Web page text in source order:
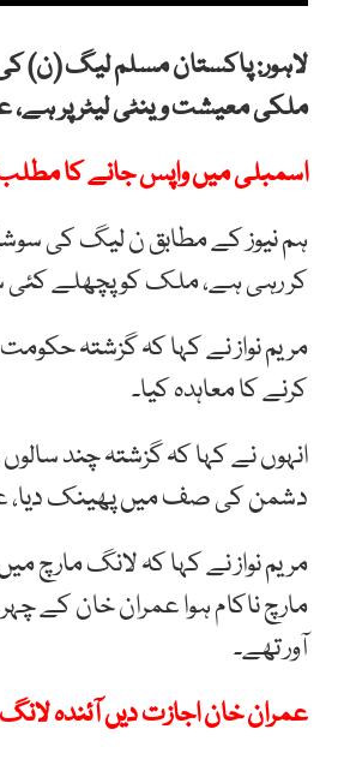
لاہور: پاکستان مسلم لیگ (ن)
ملکی معیشت وینٹی لیٹر پر ہے،
اسمبلی میں واپس جانے کا مطلب
ہم نیوز کے مطابق ن لیگ کی
کر رہی ہے، ملک کو پچھلے کئی
مریم نواز نے کہا کہ گزشتہ
کرنے کا معاہدہ کیا۔
انہوں نے کہا کہ گزشتہ چند
دشمن کی صف میں پھینک دیا،
مریم نواز نے کہا کہ لانگ
مارچ ناکام ہوا عمران خان کے
آور تھے۔
عمران خان اجازت دیں آئندہ